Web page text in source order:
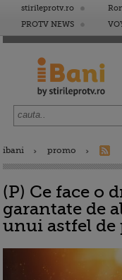
stirileprotv.ro
PROTV NEWS
ibani promo
(P) Ce face o
garantate de
unui astfel de